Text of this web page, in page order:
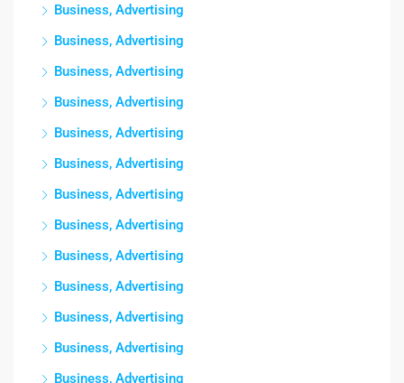
Business, Advertising
Business, Advertising
Business, Advertising
Business, Advertising
Business, Advertising
Business, Advertising
Business, Advertising
Business, Advertising
Business, Advertising
Business, Advertising
Business, Advertising
Business, Advertising
Business, Advertising